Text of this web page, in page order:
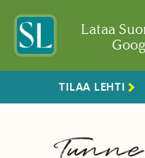
Lataa
TILAA LEHTI